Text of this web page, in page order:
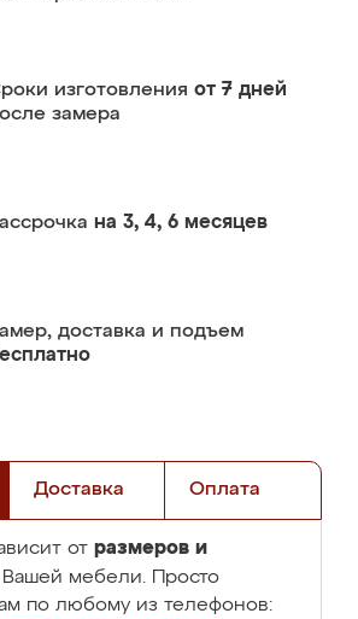
изготовления от 7 дней
замера
на 3, 4, 6 месяцев
доставка и подъем
Доставка Оплата
от размеров и
Вашей мебели. Просто
по любому из телефонов: